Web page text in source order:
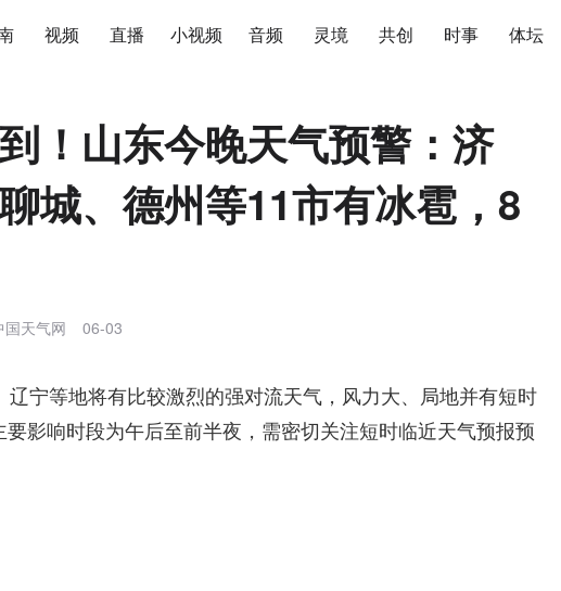
视频 直播 小视频 音频 灵境 共创 时事 体坛
！山东今晚天气预警：济
城、德州等11市有冰雹，8
天气网 06-03
宁等地将有比较激烈的强对流天气，风力大、局地并有短时
影响时段为午后至前半夜，需密切关注短时临近天气预报预